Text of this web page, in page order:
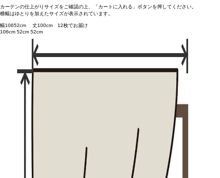
カーテンの仕上がりサイズをご確認の上、「カートに入れる」ボタンを押してください。
横幅はゆとりを加えたサイズが表示されています。
幅10652cm 丈100cm 12枚でお届け
106cm 52cm 52cm